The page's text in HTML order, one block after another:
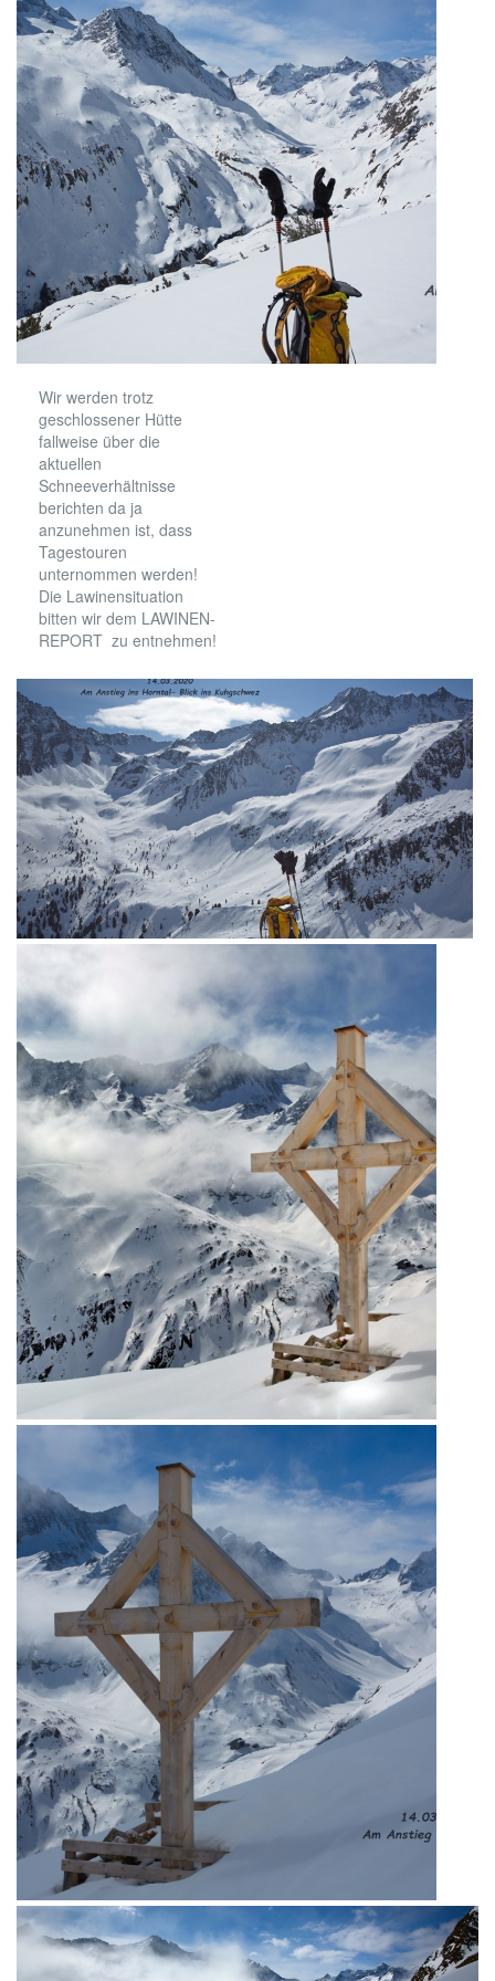
Wir werden trotz
geschlossener Hütte
fallweise über die
aktuellen
Schneeverhältnisse
berichten da ja
anzunehmen ist, dass
Tagestouren
unternommen werden!
Die Lawinensituation
bitten wir dem LAWINEN-
REPORT zu entnehmen!